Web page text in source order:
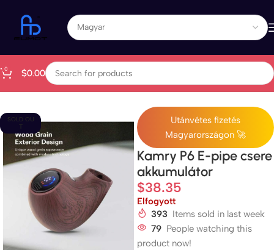
0 $0.00
All Products
SOLD OU
T
Utánvétes fizetés
Magyarországon 🚀
Kamry P6 E-pipe csere
akkumulátor
$38.35
Elfogyott
393 Items sold in last week
79 People watching this
product now!